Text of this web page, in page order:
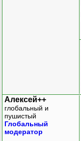
Алексей++
глобальный и
пушистый
Глобальный
модератор